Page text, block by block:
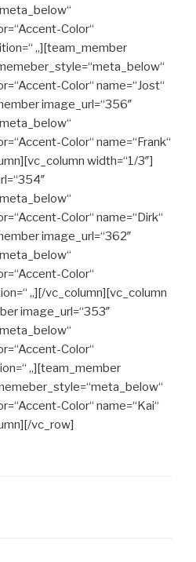
Color“
„][team_member
Color“ name=“Jost“
image_url=“356″
Color“ name=“Frank“
width=“1/3″]
Color“ name=“Dirk“
image_url=“362″
Color“
„][/vc_column][vc_column
image_url=“353″
Color“
„][team_member
Color“ name=“Kai“
vc_row]